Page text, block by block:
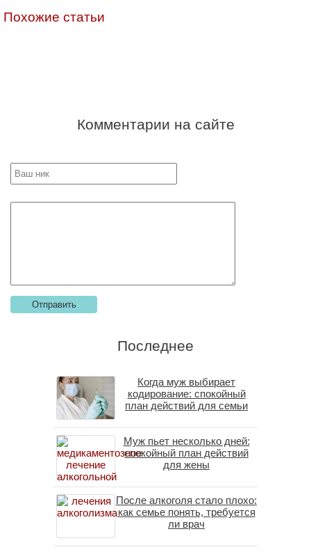
Похожие статьи
Комментарии на сайте
Последнее
Когда муж выбирает
кодирование: спокойный
план действий для семьи
Муж пьет несколько дней:
спокойный план действий
для жены
После алкоголя стало плохо:
как семье понять, требуется
ли врач